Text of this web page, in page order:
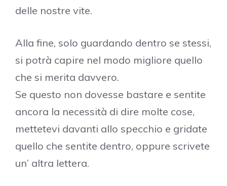
delle nostre vite.
Alla fine, solo guardando dentro se stessi,
si potrà capire nel modo migliore quello
che si merita davvero.
Se questo non dovesse bastare e sentite
ancora la necessità di dire molte cose,
mettetevi davanti allo specchio e gridate
quello che sentite dentro, oppure scrivete
un’ altra lettera.